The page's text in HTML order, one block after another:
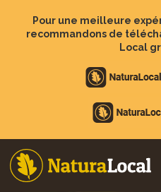
contenu
Pour une meilleure
recommandons de
Local